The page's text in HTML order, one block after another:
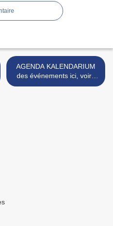
AGENDA KALENDARIUM
des événements ici, voire
loin, bien loin et choisis par